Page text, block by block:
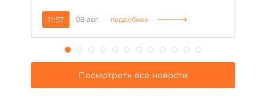
11:57 08 авг подробнее
Посмотреть все новости